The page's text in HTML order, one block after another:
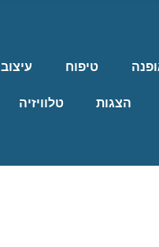
טיפוח עיצוב
הצגות טלוויזיה